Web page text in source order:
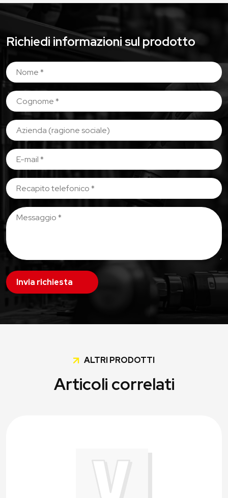
Richiedi informazioni sul prodotto
Invia richiesta
ALTRI PRODOTTI
Articoli correlati